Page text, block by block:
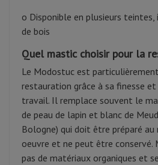
o Disponible en plusieurs teintes,
de bois
Quel mastic choisir pour la
Le Modostuc est
restauration grâce à sa finesse
travail. Il remplace souvent le
de peau de lapin et blanc de
Bologne) qui doit être préparé
oeuvre et ne peut être
pas de matériaux organiques et